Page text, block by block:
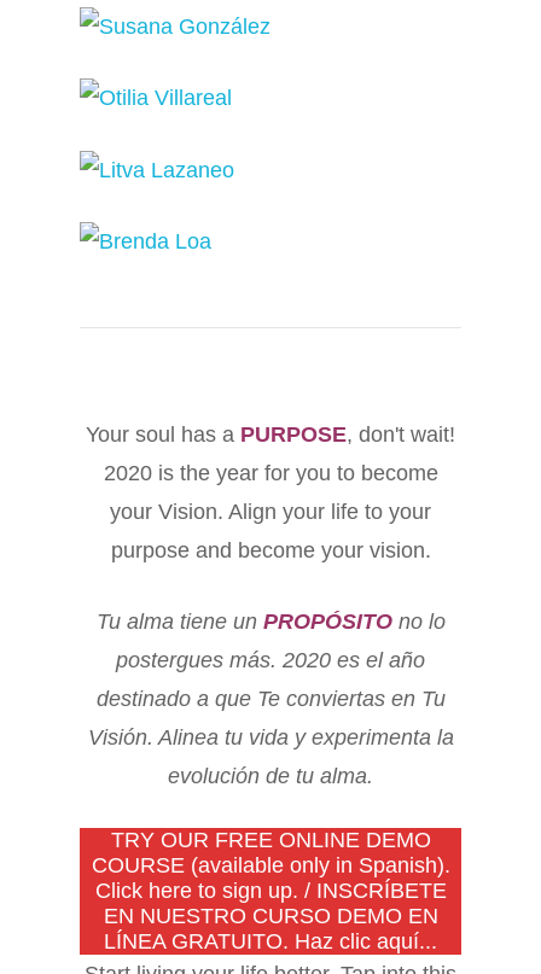
Your soul has a PURPOSE, don't wait!
2020 is the year for you to become
your Vision. Align your life to your
purpose and become your vision.
Tu alma tiene un PROPÓSITO no lo
postergues más. 2020 es el año
destinado a que Te conviertas en Tu
Visión. Alinea tu vida y experimenta la
evolución de tu alma.
TRY OUR FREE ONLINE DEMO
COURSE (available only in Spanish).
Click here to sign up. / INSCRÍBETE
EN NUESTRO CURSO DEMO EN
LÍNEA GRATUITO. Haz clic aquí...